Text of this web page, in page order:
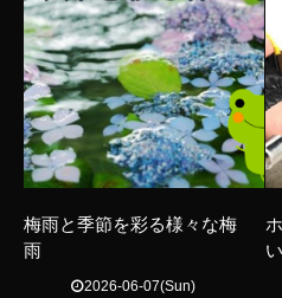
梅雨と季節を彩る様々な梅
雨
2026-06-07(Sun)